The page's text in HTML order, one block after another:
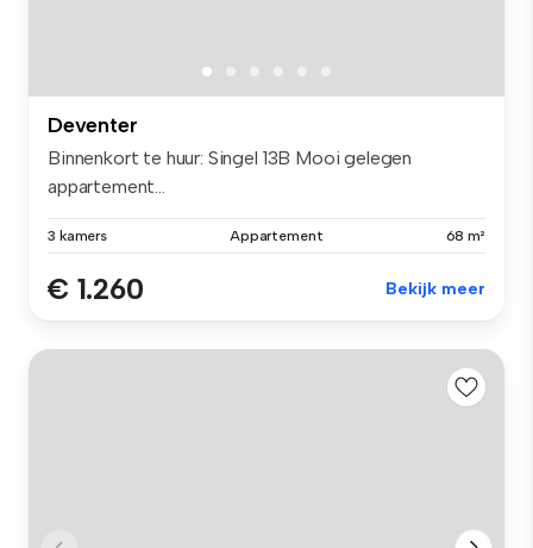
Deventer
Binnenkort te huur: Singel 13B Mooi gelegen
appartement...
3 kamers Appartement 68 m²
€ 1.260 Bekijk meer